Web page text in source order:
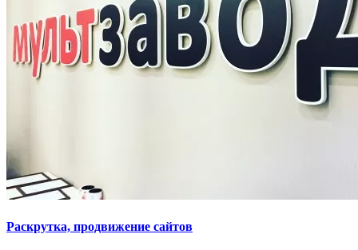
Раскрутка, продвижение сайтов